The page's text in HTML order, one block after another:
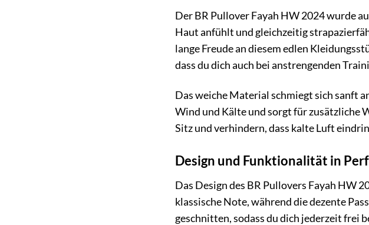
Der BR Pullover Fayah HW 2024 wurde
Haut anfühlt und gleichzeitig
lange Freude an diesem edlen
dass du dich auch bei anstrengenden
Das weiche Material schmiegt sich sanft
Wind und Kälte und sorgt für zusätzliche
Sitz und verhindern, dass kalte Luft
Design und Funktionalität in
Das Design des BR Pullovers Fayah HW
klassische Note, während die dezente
geschnitten, sodass du dich jederzeit frei